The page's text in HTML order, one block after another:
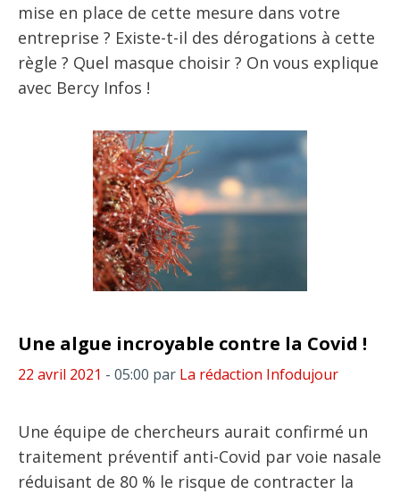
mise en place de cette mesure dans votre
entreprise ? Existe-t-il des dérogations à cette
règle ? Quel masque choisir ? On vous explique
avec Bercy Infos !
Une algue incroyable contre la Covid !
22 avril 2021 - 05:00 par La rédaction Infodujour
Une équipe de chercheurs aurait confirmé un
traitement préventif anti-Covid par voie nasale
réduisant de 80 % le risque de contracter la